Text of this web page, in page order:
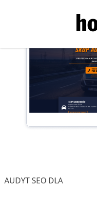
AUDYT SEO DLA